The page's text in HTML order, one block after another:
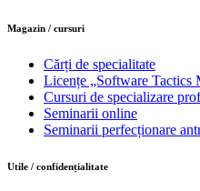
Magazin / cursuri
Cărți de specialitate
Licențe „Software Tactics
Cursuri de specializare
Seminarii online
Seminarii perfecționare
Utile / confidențialitate